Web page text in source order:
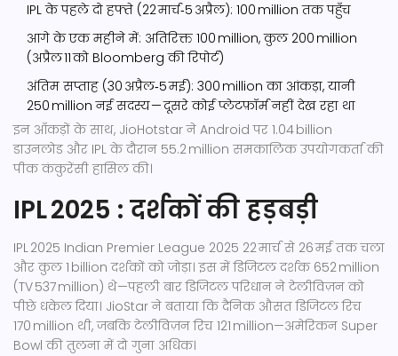
IPL के पहले दो हफ्ते (22 मार्च‑5 अप्रैल): 100 million तक पहुँच
आगे के एक महीने में: अतिरिक्त 100 million, कुल 200 million
(अप्रैल 11 को Bloomberg की रिपोर्ट)
अंतिम सप्ताह (30 अप्रैल‑5 मई): 300 million का आंकड़ा, यानी
250 million नई सदस्य — दूसरे कोई प्लेटफ़ॉर्म नहीं देख रहा था
इन आँकड़ों के साथ, JioHotstar ने Android पर 1.04 billion
डाउनलोड और IPL के दौरान 55.2 million समकालिक उपयोगकर्ता की
पीक कंकुरेंसी हासिल की।
IPL 2025 : दर्शकों की हड़बड़ी
IPL 2025 Indian Premier League 2025 22 मार्च से 26 मई तक चला
और कुल 1 billion दर्शकों को जोड़ा। इस में डिजिटल दर्शक 652 million
(TV 537 million) थे—पहली बार डिजिटल परिधान ने टेलीविज़न को
पीछे धकेल दिया। JioStar ने बताया कि दैनिक औसत डिजिटल रिच
170 million थी, जबकि टेलीविज़न रिच 121 million—अमेरिकन Super
Bowl की तुलना में दो गुना अधिक।